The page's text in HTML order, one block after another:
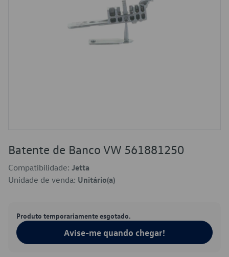
Batente de Banco VW 561881250
Compatibilidade: Jetta
Unidade de venda: Unitário(a)
Produto temporariamente esgotado.
Avise-me quando chegar!